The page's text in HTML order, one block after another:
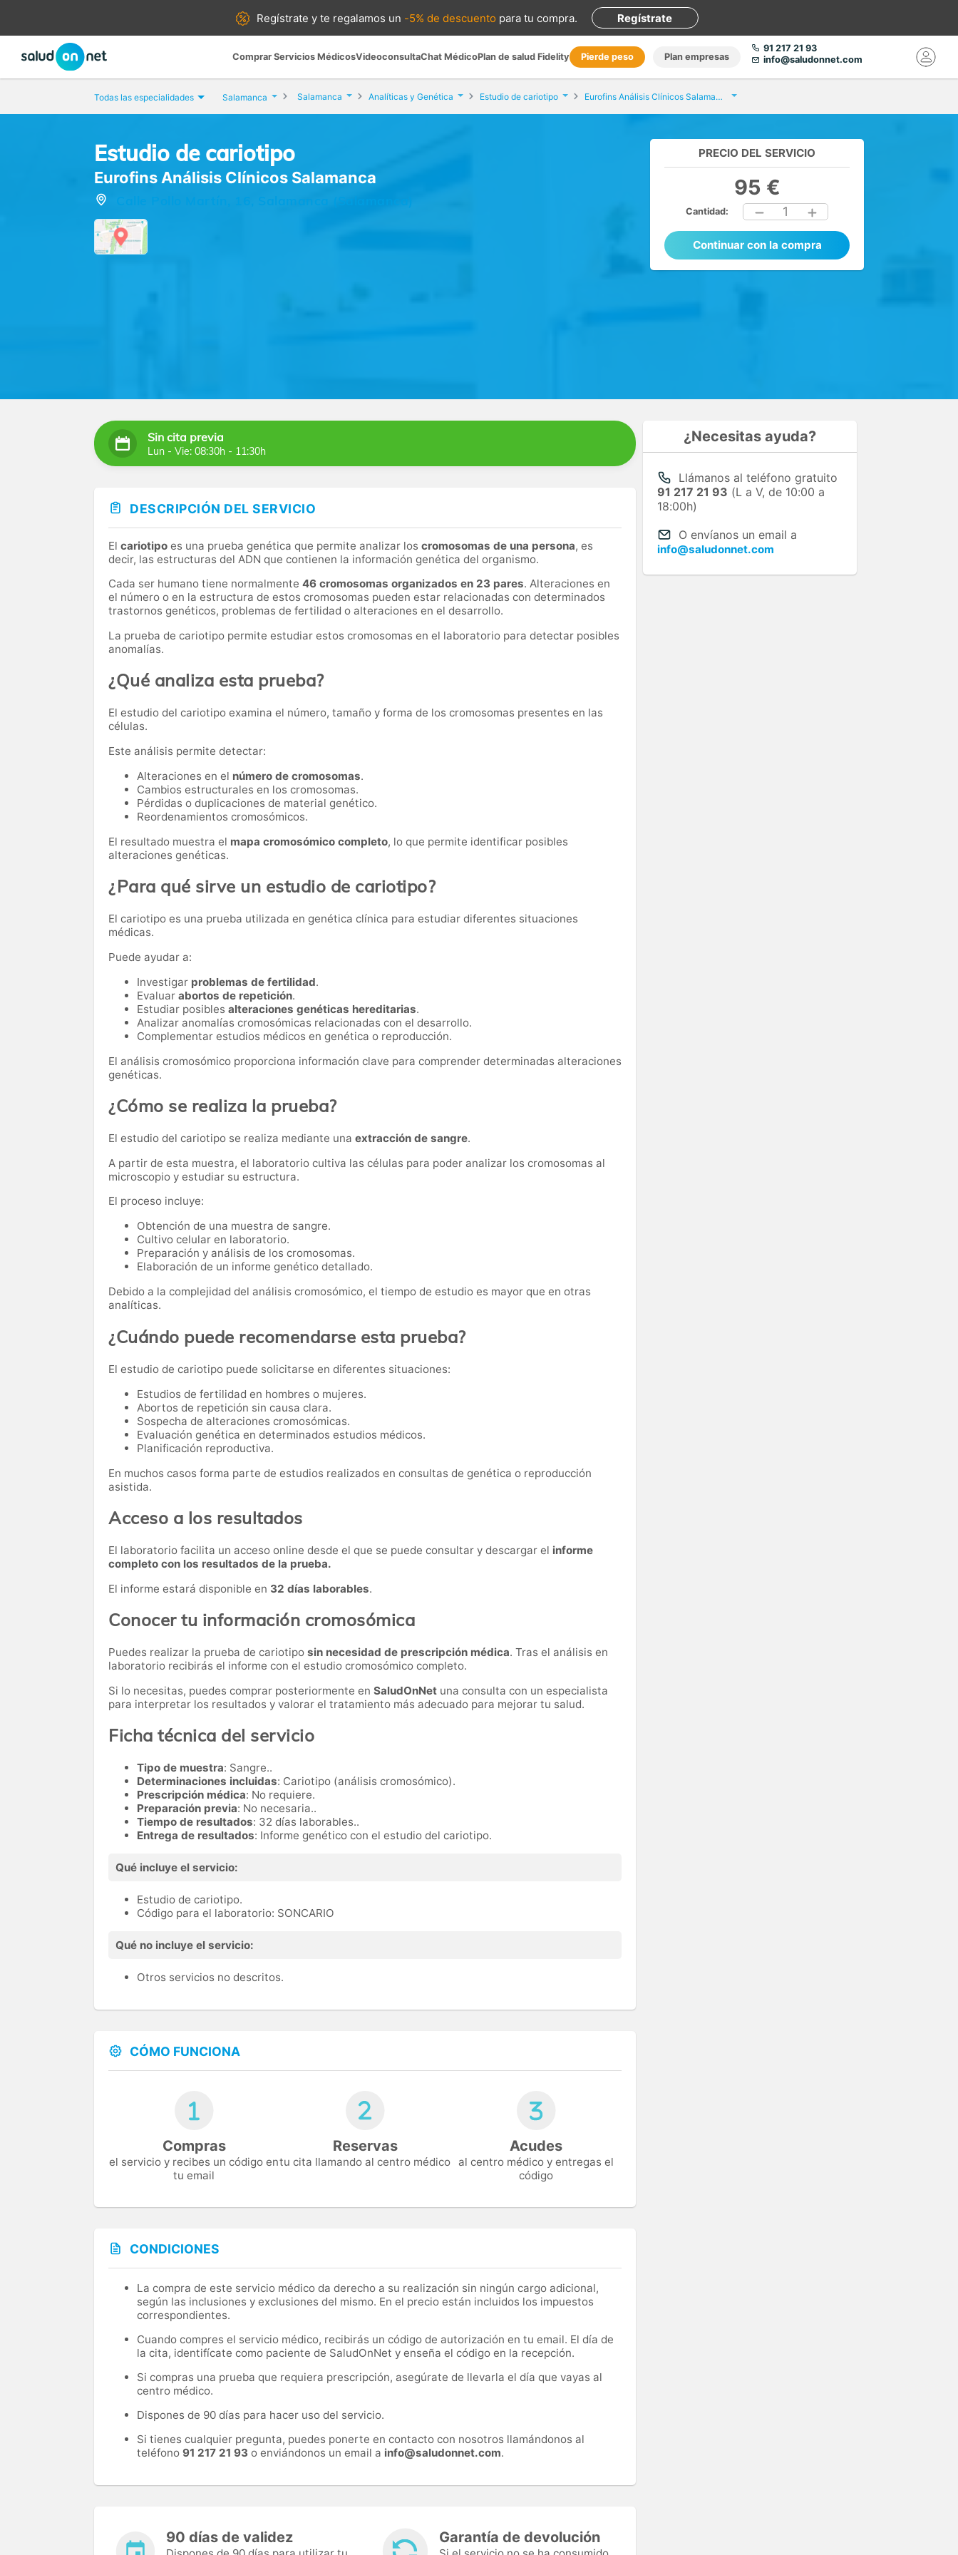
Regístrate yte regalamos un -5% de descuento para tu compra. Regístrate
Comprar Servicios MédicosVideoconsultaChat MédicoPlan de salud Fidelity Pierde peso Plan empresas
91 217 21 93
info@saludonnet.com
Todas las especialidades Salamanca Salamanca Analíticas y Genética Estudio de cariotipo Eurofins Análisis Clínicos Salamanca
Estudio de cariotipo
Eurofins Análisis Clínicos Salamanca
PRECIO DEL SERVICIO
95 €
Cantidad: 1
Continuar con la compra
Sin cita previa
Lun - Vie: 08:30h - 11:30h
DESCRIPCIÓN DEL SERVICIO
El cariotipo es una prueba genética que permite analizar los cromosomas de una persona, es
decir, las estructuras del ADN que contienen la información genética del organismo.
Cada ser humano tiene normalmente 46 cromosomas organizados en 23 pares. Alteraciones en
el número o en la estructura de estos cromosomas pueden estar relacionadas con determinados
trastornos genéticos, problemas de fertilidad o alteraciones en el desarrollo.
La prueba de cariotipo permite estudiar estos cromosomas en el laboratorio para detectar posibles
anomalías.
¿Qué analiza esta prueba?
El estudio del cariotipo examina el número, tamaño y forma de los cromosomas presentes en las
células.
Este análisis permite detectar:
Alteraciones en el número de cromosomas.
Cambios estructurales en los cromosomas.
Pérdidas o duplicaciones de material genético.
Reordenamientos cromosómicos.
El resultado muestra el mapa cromosómico completo, lo que permite identificar posibles
alteraciones genéticas.
¿Para qué sirve un estudio de cariotipo?
El cariotipo es una prueba utilizada en genética clínica para estudiar diferentes situaciones
médicas.
Puede ayudar a:
Investigar problemas de fertilidad.
Evaluar abortos de repetición.
Estudiar posibles alteraciones genéticas hereditarias.
Analizar anomalías cromosómicas relacionadas con el desarrollo.
Complementar estudios médicos en genética o reproducción.
El análisis cromosómico proporciona información clave para comprender determinadas alteraciones
genéticas.
¿Cómo se realiza la prueba?
El estudio del cariotipo se realiza mediante una extracción de sangre.
A partir de esta muestra, el laboratorio cultiva las células para poder analizar los cromosomas al
microscopio y estudiar su estructura.
El proceso incluye:
Obtención de una muestra de sangre.
Cultivo celular en laboratorio.
Preparación y análisis de los cromosomas.
Elaboración de un informe genético detallado.
Debido a la complejidad del análisis cromosómico, el tiempo de estudio es mayor que en otras
analíticas.
¿Cuándo puede recomendarse esta prueba?
El estudio de cariotipo puede solicitarse en diferentes situaciones:
Estudios de fertilidad en hombres o mujeres.
Abortos de repetición sin causa clara.
Sospecha de alteraciones cromosómicas.
Evaluación genética en determinados estudios médicos.
Planificación reproductiva.
En muchos casos forma parte de estudios realizados en consultas de genética o reproducción
asistida.
Acceso a los resultados
El laboratorio facilita un acceso online desde el que se puede consultar y descargar el informe
completo con los resultados de la prueba.
El informe estará disponible en 32 días laborables.
Conocer tu información cromosómica
Puedes realizar la prueba de cariotipo sin necesidad de prescripción médica. Tras el análisis en
laboratorio recibirás el informe con el estudio cromosómico completo.
Si lo necesitas, puedes comprar posteriormente en SaludOnNet una consulta con un especialista
para interpretar los resultados y valorar el tratamiento más adecuado para mejorar tu salud.
Ficha técnica del servicio
Tipo de muestra: Sangre..
Determinaciones incluidas: Cariotipo (análisis cromosómico).
Prescripción médica: No requiere.
Preparación previa: No necesaria..
Tiempo de resultados: 32 días laborables..
Entrega de resultados: Informe genético con el estudio del cariotipo.
Qué incluye el servicio:
Estudio de cariotipo.
Código para el laboratorio: SONCARIO
Qué no incluye el servicio:
Otros servicios no descritos.
CÓMO FUNCIONA
Compras
el servicio y recibes un código en
tu email
Reservas
tu cita llamando al centro médico
Acudes
al centro médico y entregas el
código
CONDICIONES
La compra de este servicio médico da derecho a su realización sin ningún cargo adicional,
según las inclusiones y exclusiones del mismo. En el precio están incluidos los impuestos
correspondientes.
Cuando compres el servicio médico, recibirás un código de autorización en tu email. El día de
la cita, identifícate como paciente de SaludOnNet y enseña el código en la recepción.
Si compras una prueba que requiera prescripción, asegúrate de llevarla el día que vayas al
centro médico.
Dispones de 90 días para hacer uso del servicio.
Si tienes cualquier pregunta, puedes ponerte en contacto con nosotros llamándonos al
teléfono 91 217 21 93 o enviándonos un email a info@saludonnet.com.
90 días de validez Garantía de devolución
¿Necesitas ayuda?
Llámanos al teléfono gratuito
91 217 21 93 (L a V, de 10:00 a
18:00h)
O envíanos un email a
info@saludonnet.com